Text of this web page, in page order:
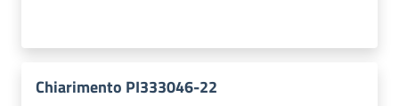
Chiarimento PI333046-22